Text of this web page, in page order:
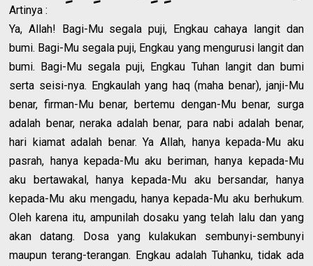
Artinya :
Ya, Allah! Bagi-Mu segala puji, Engkau cahaya langit dan
bumi. Bagi-Mu segala puji, Engkau yang mengurusi langit dan
bumi. Bagi-Mu segala puji, Engkau Tuhan langit dan bumi
serta seisi-nya. Engkaulah yang haq (maha benar), janji-Mu
benar, firman-Mu benar, bertemu dengan-Mu benar, surga
adalah benar, neraka adalah benar, para nabi adalah benar,
hari kiamat adalah benar. Ya Allah, hanya kepada-Mu aku
pasrah, hanya kepada-Mu aku beriman, hanya kepada-Mu
aku bertawakal, hanya kepada-Mu aku bersandar, hanya
kepada-Mu aku mengadu, hanya kepada-Mu aku berhukum.
Oleh karena itu, ampunilah dosaku yang telah lalu dan yang
akan datang. Dosa yang kulakukan sembunyi-sembunyi
maupun terang-terangan. Engkau adalah Tuhanku, tidak ada